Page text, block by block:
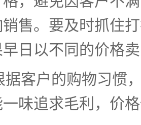
售。要及时抓住
日以不同的价格
户的购物习惯
味追求毛利，价